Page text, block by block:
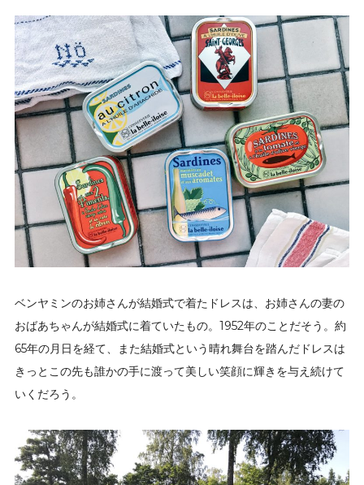
ベンヤミンのお姉さんが結婚式で着たドレスは、お姉さんの妻の
おばあちゃんが結婚式に着ていたもの。1952年のことだそう。約
65年の月日を経て、また結婚式という晴れ舞台を踏んだドレスは
きっとこの先も誰かの手に渡って美しい笑顔に輝きを与え続けて
いくだろう。